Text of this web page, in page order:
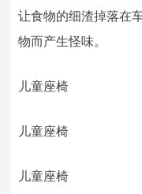
让食物的细渣掉落在
物而产生怪味。
儿童座椅
儿童座椅
儿童座椅